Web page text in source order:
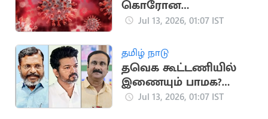
கொரோன
தொற்றுக்கு 2 பேர் பலி
Jul 13, 2026, 01:07 IST
தமிழ் நாடு
தவெக கூட்டணியில்
இணையும் பாமக?
விரும்பாத விசிக
Jul 13, 2026, 01:07 IST